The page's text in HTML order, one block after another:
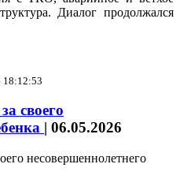
Диалог продолжался
18:12:53
своего
| 06.05.2026